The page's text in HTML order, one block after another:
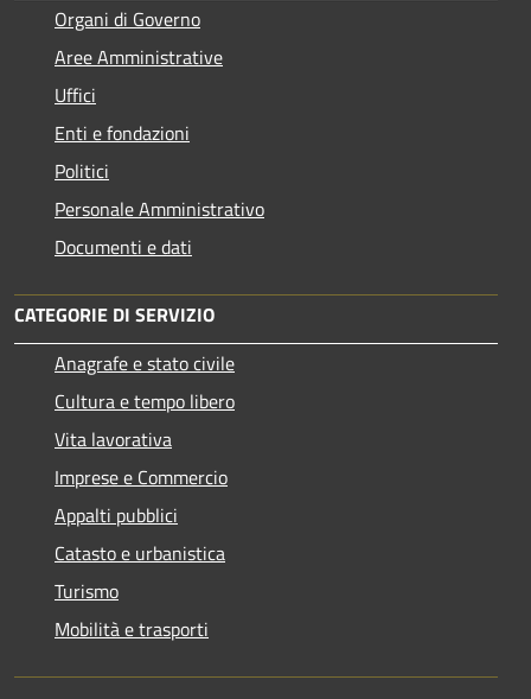
Organi di Governo
Aree Amministrative
Uffici
Enti e fondazioni
Politici
Personale Amministrativo
Documenti e dati
CATEGORIE DI SERVIZIO
Anagrafe e stato civile
Cultura e tempo libero
Vita lavorativa
Imprese e Commercio
Appalti pubblici
Catasto e urbanistica
Turismo
Mobilità e trasporti